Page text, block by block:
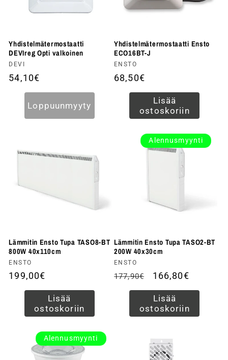
Yhdistelmätermostaatti
DEVIreg Opti valkoinen
Myyjä:
DEVI
Normaalihinta
54,10€
Loppuunmyyty
Yhdistelmätermostaatti Ensto
ECO16BT-J
Myyjä:
ENSTO
Normaalihinta
68,50€
Lisää
ostoskoriin
Lämmitin Ensto Tupa TASO8-BT
800W 40x110cm
Myyjä:
ENSTO
Normaalihinta
199,00€
Lisää
ostoskoriin
Alennusmyynti
Lämmitin Ensto Tupa TASO2-BT
200W 40x30cm
Myyjä:
ENSTO
Normaalihinta
177,90€ Alennushinta
166,80€
Lisää
ostoskoriin
Alennusmyynti